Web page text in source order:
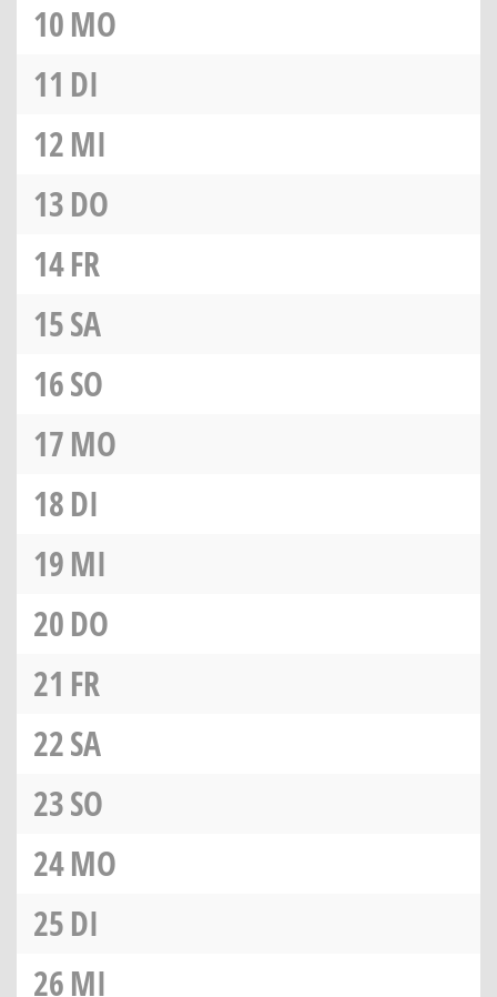
10MO
11 DI
12MI
13DO
14FR
15SA
16SO
17MO
18DI
19MI
20DO
21 FR
22SA
23SO
24MO
25DI
26MI